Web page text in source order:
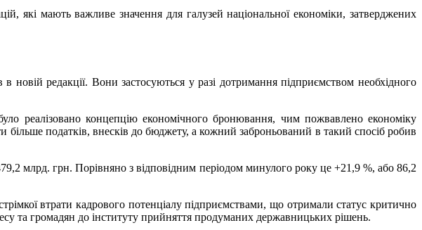
які мають важливе значення для галузей національної економіки, затверджених
в новій редакції. Вони застосуються у разі дотримання підприємством необхідного
реалізовано концепцію економічного бронювання, чим пожвавлено економіку
більше податків, внесків до бюджету, а кожний заброньований в такий спосіб робив
млрд. грн. Порівняно з відповідним періодом минулого року це +21,9 %, або 86,2
втрати кадрового потенціалу підприємствами, що отримали статус критично
та громадян до інституту прийняття продуманих державницьких рішень.